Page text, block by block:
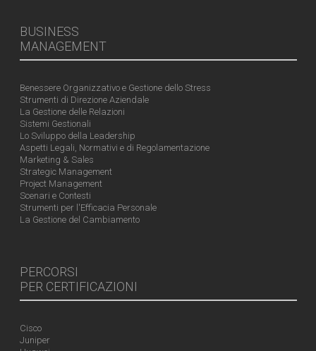
BUSINESS
MANAGEMENT
Benessere Organizzativo e Gestione dello Stress
Strumenti di Direzione Aziendale
La Gestione delle Relazioni
Sistemi Gestionali
Lo Sviluppo della Leadership
Aspetti Legali, Normativi e di Regolamentazione
Marketing & Sales
Strategic Management
Project Management
Scenari e Contesti
Strumenti per l'Efficacia Personale
La Gestione del Cambiamento
PERCORSI
PER CERTIFICAZIONI
Cisco
Juniper